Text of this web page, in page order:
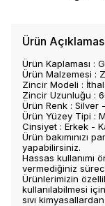
Ürün
Ürün Kaplaması :
Ürün Malzemesi :
Zincir Modeli :
Zincir Uzunluğu :
Ürün Renk : Silver
Ürün Yüzey Tipi :
Cinsiyet : Erkek -
Ürün bakımınızı
yapabilirsiniz.
Hassas kullanımı
vermediğiniz
Ürünlerimizin
kullanılabilmesi
sıvı